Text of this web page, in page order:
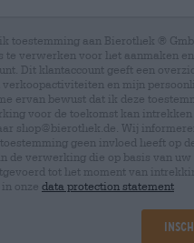
toestemming aan Bierothek ®
te verwerken voor het aanmaken
Dit klantaccount geeft een
verkoopactiviteiten en mijn
ervan bewust dat ik deze
voor de toekomst kan intrekken
shop@bierothek.de. Wij
geen invloed heeft op
de verwerking die op basis van uw
tot het moment van
onze data protection statement